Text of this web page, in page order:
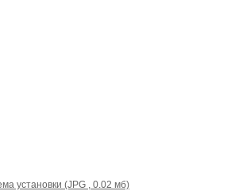
установки (JPG , 0.02 мб)